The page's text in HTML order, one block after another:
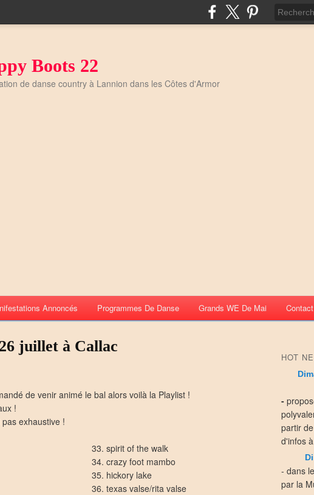
Boots 22
de danse country à Lannion dans les Côtes d'Armor
Annoncés Programmes De Danse Grands WE De Mai Contact
juillet à Callac
de venir animé le bal alors voilà la Playlist !
!
exhaustive !
33. spirit of the walk
34. crazy foot mambo
35. hickory lake
36. texas valse/rita valse
HOT
-
partir
d'infos
- dans
par la